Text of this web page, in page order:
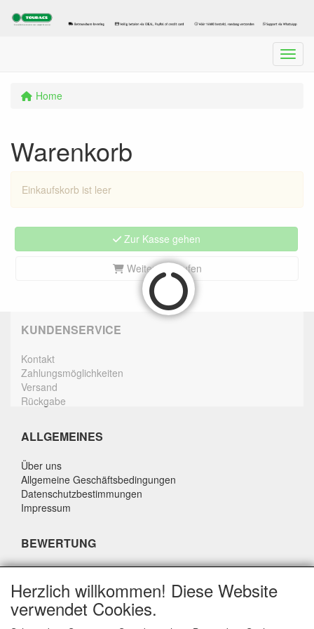
Menu
Home
Warenkorb
Einkaufskorb ist leer
Weiter einkaufen
Zur Kasse gehen
KUNDENSERVICE
Kontakt
Zahlungsmöglichkeiten
Versand
Rückgabe
ALLGEMEINES
Über uns
Allgemeine Geschäftsbedingungen
Datenschutzbestimmungen
Impressum
BEWERTUNG
Was sagen andere über uns?
Unsere Kunden bewerten unseren Service, unsere Preise
und unsere Geschwindigkeit mit einer Durchschnittsnote von
Herzlich willkommen! Diese Website
verwendet Cookies.